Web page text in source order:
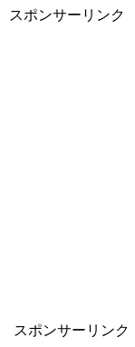
スポンサーリンク
スポンサーリンク